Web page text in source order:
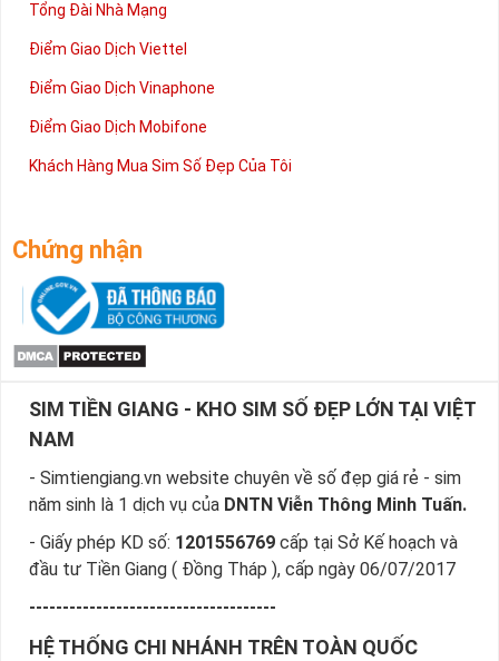
Tổng Đài Nhà Mạng
Điểm Giao Dịch Viettel
Điểm Giao Dịch Vinaphone
Điểm Giao Dịch Mobifone
Khách Hàng Mua Sim Số Đẹp Của Tôi
Chứng nhận
SIM TIỀN GIANG - KHO SIM SỐ ĐẸP LỚN TẠI VIỆT
NAM
- Simtiengiang.vn website chuyên về số đẹp giá rẻ - sim
năm sinh là 1 dịch vụ của DNTN Viễn Thông Minh Tuấn.
- Giấy phép KD số: 1201556769 cấp tại Sở Kế hoạch và
đầu tư Tiền Giang ( Đồng Tháp ), cấp ngày 06/07/2017
-------------------------------------
HỆ THỐNG CHI NHÁNH TRÊN TOÀN QUỐC